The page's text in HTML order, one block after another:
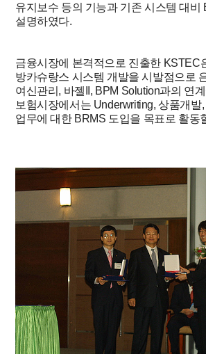
유지보수 등의 기능과 기존 시스템 대비
설명하였다.
금융시장에 본격적으로 진출한 KSTEC
방카슈랑스 시스템 개발을 시발점으로
여신관리, 바젤II, BPM Solution과의 연
보험시장에서는 Underwriting, 상품개발
업무에 대한 BRMS 도입을 목표로 활동